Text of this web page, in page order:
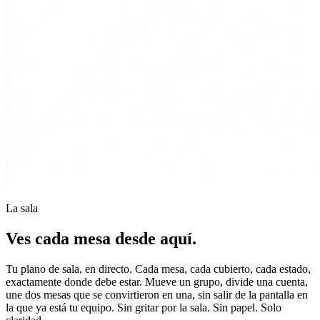
La sala
Ves cada mesa desde aquí.
Tu plano de sala, en directo. Cada mesa, cada cubierto, cada estado,
exactamente donde debe estar. Mueve un grupo, divide una cuenta,
une dos mesas que se convirtieron en una, sin salir de la pantalla en
la que ya está tu equipo. Sin gritar por la sala. Sin papel. Solo